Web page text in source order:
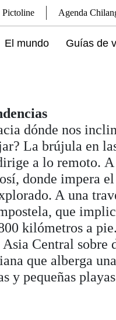
Pictoline Agenda
El mundo Guías de
dónde nos
La brújula en
a lo remoto.
donde impera
A una
que
kilómetros a
Central sobre
que alberga
y pequeñas